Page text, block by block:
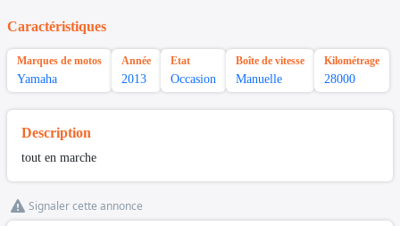
Caractéristiques
Marques de motos
Yamaha
Année
2013
Etat
Occasion
Boîte de vitesse
Manuelle
Kilométrage
28000
Description
tout en marche
Signaler cette annonce